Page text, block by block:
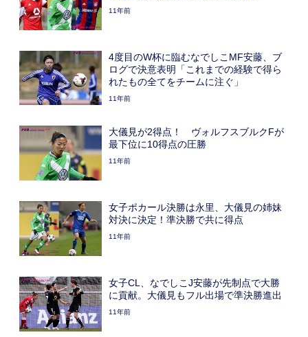
11年前
4度目のW杯に臨むなでしこMF安藤、ブ
ログで決意表明「これまでの経験で得ら
れたもの全てをチームに注ぐ」
11年前
大儀見が2得点！ ヴォルフスブルクFが
最下位に10得点の圧勝
11年前
女子ポカール決勝は永里、大儀見の姉妹
対決に決定！準決勝で共に得点
11年前
女子CL、なでしこJ安藤が先制点で大勝
に貢献。大儀見もフル出場で準決勝進出
11年前